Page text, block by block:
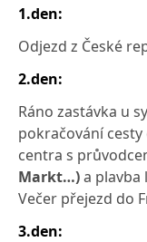
1.den:
Odjezd z České
2.den:
Ráno zastávka u
pokračování cesty
centra s
Markt…)a plavba
Večer přejezd do
3.den: